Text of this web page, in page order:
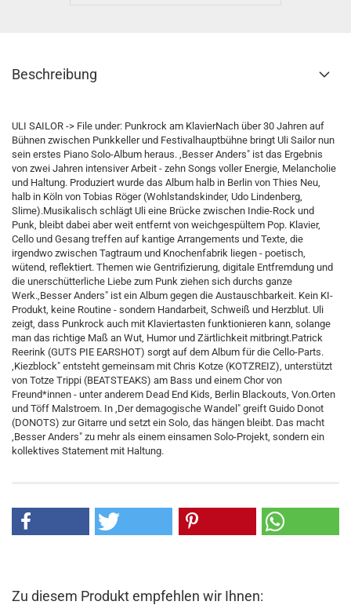
Beschreibung
ULI SAILOR -> File under: Punkrock am KlavierNach über 30 Jahren auf
Bühnen zwischen Punkkeller und Festivalhauptbühne bringt Uli Sailor nun
sein erstes Piano Solo-Album heraus. ,Besser Anders" ist das Ergebnis
von zwei Jahren intensiver Arbeit - zehn Songs voller Energie, Melancholie
und Haltung. Produziert wurde das Album halb in Berlin von Thies Neu,
halb in Köln von Tobias Röger (Wohlstandskinder, Udo Lindenberg,
Slime).Musikalisch schlägt Uli eine Brücke zwischen Indie-Rock und
Punk, bleibt dabei aber weit entfernt von weichgespültem Pop. Klavier,
Cello und Gesang treffen auf kantige Arrangements und Texte, die
irgendwo zwischen Tagtraum und Knochenfabrik liegen - poetisch,
wütend, reflektiert. Themen wie Gentrifizierung, digitale Entfremdung und
die unerschütterliche Liebe zum Punk ziehen sich durchs ganze
Werk.,Besser Anders" ist ein Album gegen die Austauschbarkeit. Kein KI-
Produkt, keine Routine - sondern Handarbeit, Schweiß und Herzblut. Uli
zeigt, dass Punkrock auch mit Klaviertasten funktionieren kann, solange
man das richtige Maß an Wut, Humor und Zärtlichkeit mitbringt.Patrick
Reerink (GUTS PIE EARSHOT) sorgt auf dem Album für die Cello-Parts.
,Kiezblock" entsteht gemeinsam mit Chris Kotze (KOTZREIZ), unterstützt
von Totze Trippi (BEATSTEAKS) am Bass und einem Chor von
Freund*innen - unter anderem Dead End Kids, Berlin Blackouts, Von.Orten
und Töff Malstroem. In ,Der demagogische Wandel" greift Guido Donot
(DONOTS) zur Gitarre und setzt ein Solo, das hängen bleibt. Das macht
,Besser Anders" zu mehr als einem einsamen Solo-Projekt, sondern ein
kollektives Statement mit Haltung.
Zu diesem Produkt empfehlen wir Ihnen: